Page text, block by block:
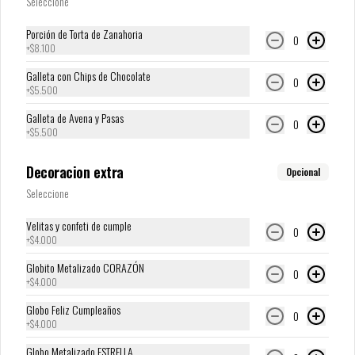
Conócenos
Términos y condiciones
Política de privacidad
Redes sociales
Instagram
Porción de Torta de Zanahoria
+$8.100 0
Galleta con Chips de Chocolate
+$5.500 0
Galleta de Avena y Pasas
+$5.500 0
Decoracion extra Opcional
Seleccione
Velitas y confeti de cumple
+$4.000 0
Globito Metalizado CORAZÓN
+$4.000 0
Globo Feliz Cumpleaños
+$4.000 0
Globo Metalizado ESTRELLA